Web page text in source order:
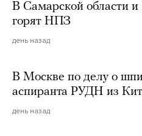
В Самарской области
горят НПЗ
день назад
В Москве по делу о
аспиранта РУДН из
день назад